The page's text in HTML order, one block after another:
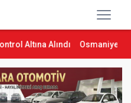
Osmaniye’de Tren